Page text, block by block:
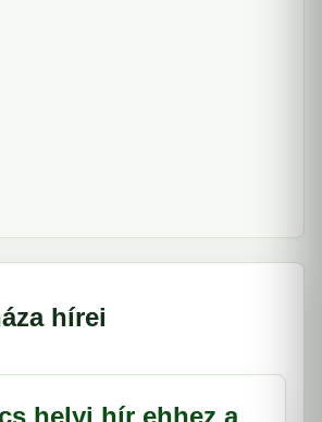
hírei
helyi hír ehhez a